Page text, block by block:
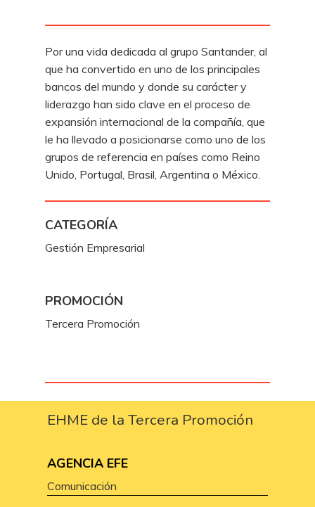
Por una vida dedicada al grupo Santander, al
que ha convertido en uno de los principales
bancos del mundo y donde su carácter y
liderazgo han sido clave en el proceso de
expansión internacional de la compañía, que
le ha llevado a posicionarse como uno de los
grupos de referencia en países como Reino
Unido, Portugal, Brasil, Argentina o México.
CATEGORÍA
Gestión Empresarial
PROMOCIÓN
Tercera Promoción
EHME de la Tercera Promoción
AGENCIA EFE
Comunicación